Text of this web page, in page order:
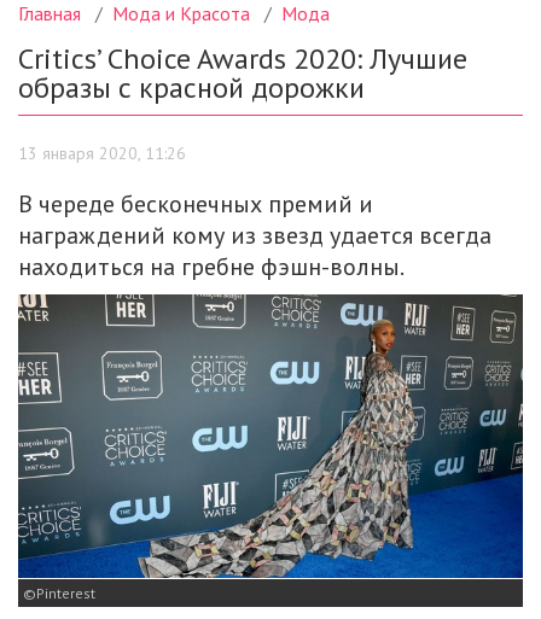
Главная Мода и Красота Мода
Critics’ Choice Awards 2020: Лучшие
образы с красной дорожки
13 января 2020, 11:26
В череде бесконечных премий и
награждений кому из звезд удается всегда
находиться на гребне фэшн-волны.
Pinterest